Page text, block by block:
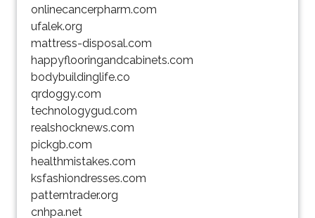
onlinecancerpharm.com
ufalek.org
mattress-disposal.com
happyflooringandcabinets.com
bodybuildinglife.co
qrdoggy.com
technologygud.com
realshocknews.com
pickgb.com
healthmistakes.com
ksfashiondresses.com
patterntrader.org
cnhpa.net